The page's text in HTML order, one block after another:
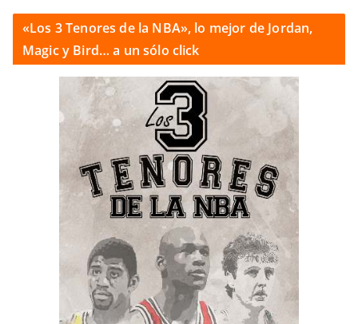
«Los 3 Tenores de la NBA», lo mejor de Jordan,
Magic y Bird… a un sólo click